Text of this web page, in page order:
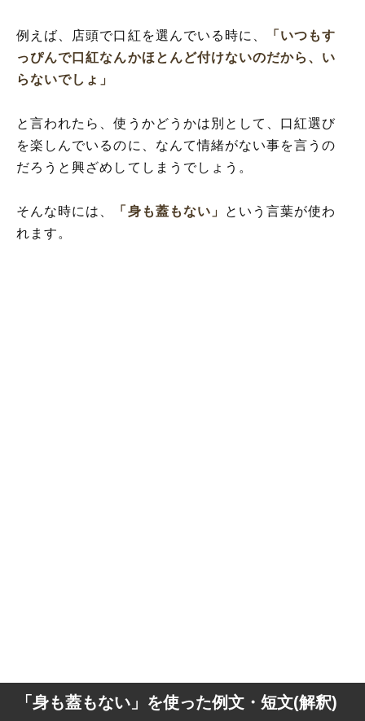
例えば、店頭で口紅を選んでいる時に、
「いつもす
っぴんで口紅なんかほとんど付けないのだから、い
らないでしょ」
と言われたら、使うかどうかは別として、口紅選び
を楽しんでいるのに、なんて情緒がない事を言うの
だろうと興ざめしてしまうでしょう。
そんな時には、 「身も蓋もない」
という言葉が使わ
れます。
「身も蓋もない」を使った例文・短文(解釈)